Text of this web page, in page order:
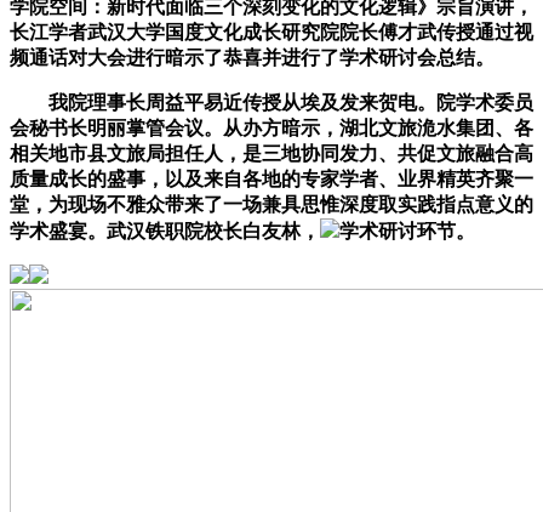
学院空间：新时代面临三个深刻变化的文化逻辑》宗旨演讲，
长江学者武汉大学国度文化成长研究院院长傅才武传授通过视
频通话对大会进行暗示了恭喜并进行了学术研讨会总结。
我院理事长周益平易近传授从埃及发来贺电。院学术委员
会秘书长明丽掌管会议。从办方暗示，湖北文旅洈水集团、各
相关地市县文旅局担任人，是三地协同发力、共促文旅融合高
质量成长的盛事，以及来自各地的专家学者、业界精英齐聚一
堂，为现场不雅众带来了一场兼具思惟深度取实践指点意义的
学术盛宴。武汉铁职院校长白友林，
学术研讨环节。